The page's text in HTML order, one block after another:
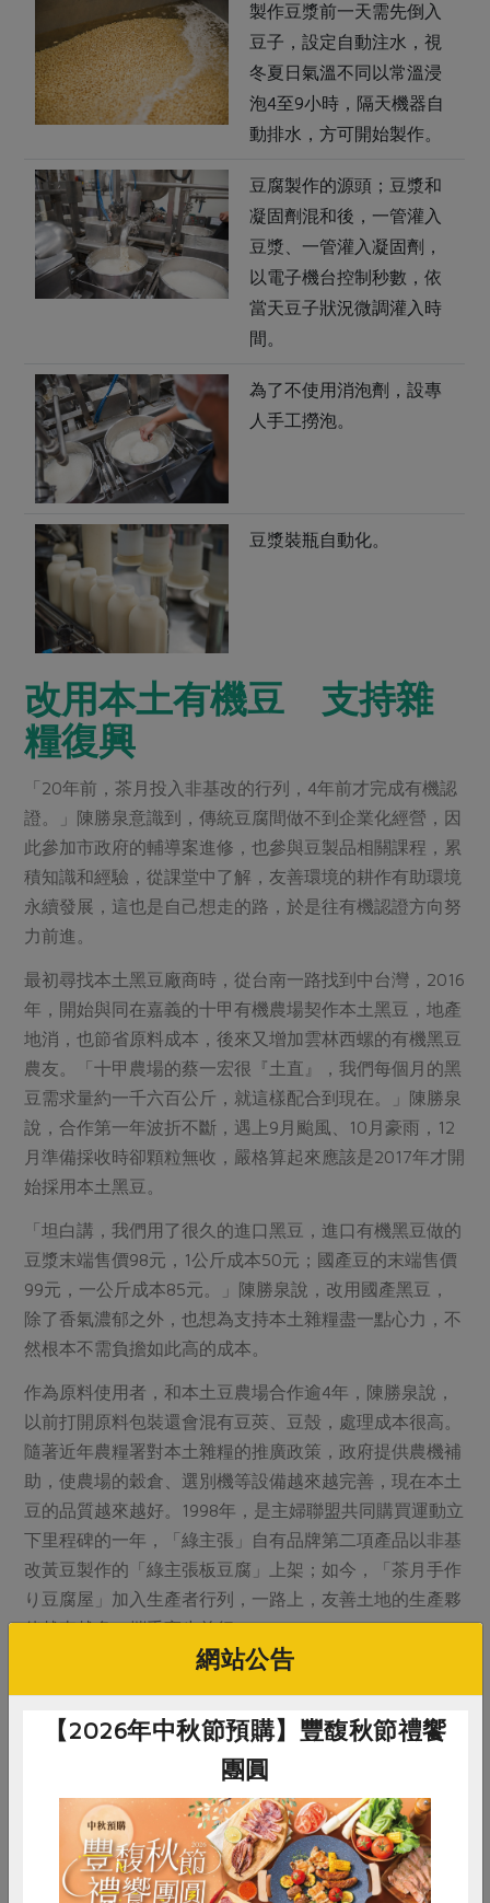
製作豆漿前一天需先倒入
豆子，設定自動注水，視
冬夏日氣溫不同以常溫浸
泡4至9小時，隔天機器自
動排水，方可開始製作。
豆腐製作的源頭；豆漿和
凝固劑混和後，一管灌入
豆漿、一管灌入凝固劑，
以電子機台控制秒數，依
當天豆子狀況微調灌入時
間。
為了不使用消泡劑，設專
人手工撈泡。
豆漿裝瓶自動化。
改用本土有機豆
支持雜
糧復興
「20年前，茶月投入非基改的行列，4年前才完成有機認
證。」陳勝泉意識到，傳統豆腐間做不到企業化經營，因
此參加市政府的輔導案進修，也參與豆製品相關課程，累
積知識和經驗，從課堂中了解，友善環境的耕作有助環境
永續發展，這也是自己想走的路，於是往有機認證方向努
力前進。
最初尋找本土黑豆廠商時，從台南一路找到中台灣，2016
年，開始與同在嘉義的十甲有機農場契作本土黑豆，地產
地消，也節省原料成本，後來又增加雲林西螺的有機黑豆
農友。「十甲農場的蔡一宏很『土直』，我們每個月的黑
豆需求量約一千六百公斤，就這樣配合到現在。」陳勝泉
說，合作第一年波折不斷，遇上9月颱風、10月豪雨，12
月準備採收時卻顆粒無收，嚴格算起來應該是2017年才開
始採用本土黑豆。
「坦白講，我們用了很久的進口黑豆，進口有機黑豆做的
豆漿末端售價98元，1公斤成本50元；國產豆的末端售價
99元，一公斤成本85元。」陳勝泉說，改用國產黑豆，
除了香氣濃郁之外，也想為支持本土雜糧盡一點心力，不
然根本不需負擔如此高的成本。
作為原料使用者，和本土豆農場合作逾4年，陳勝泉說，
以前打開原料包裝還會混有豆莢、豆殼，處理成本很高。
隨著近年農糧署對本土雜糧的推廣政策，政府提供農機補
助，使農場的穀倉、選別機等設備越來越完善，現在本土
豆的品質越來越好。1998年，是主婦聯盟共同購買運動立
下里程碑的一年，「綠主張」自有品牌第二項產品以非基
改黃豆製作的「綠主張板豆腐」上架；如今，「茶月手作
り豆腐屋」加入生產者行列，一路上，友善土地的生產夥
伴越來越多，攜手齊步前行。
花」，把已經凝固成形的豆
腐腦打散，方便壓出水分。
茶月生產管理部主任洪子喬
說，18罐豆漿可做出約30塊
絹豆腐，為保持內部及表面
網站公告
【2026年中秋節預購】豐馥秋節禮饗
團圓